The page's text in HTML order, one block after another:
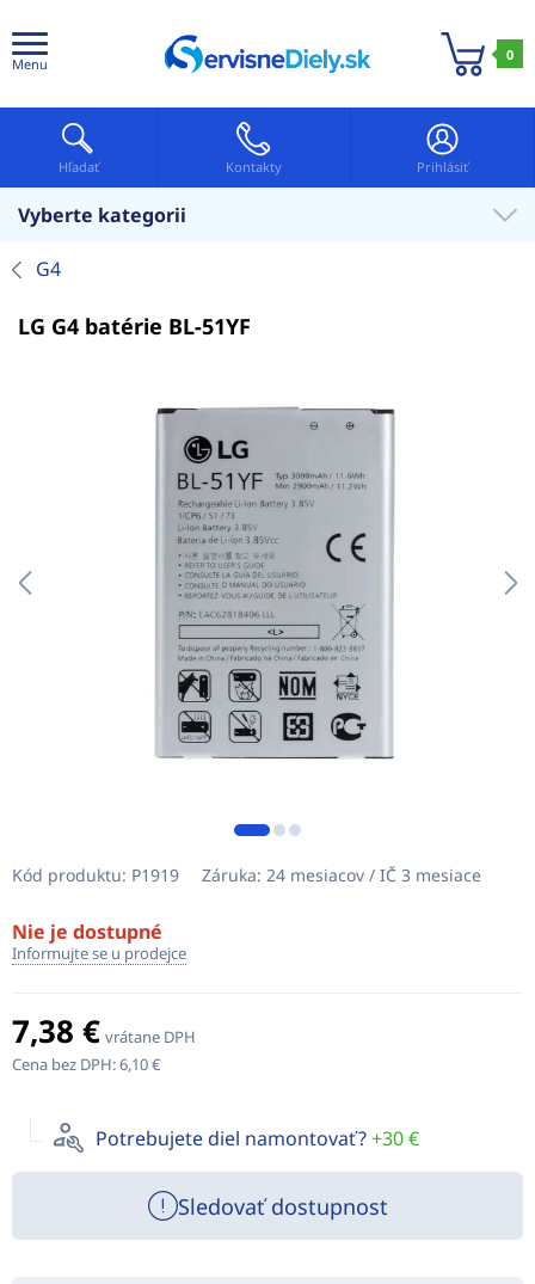
Menu
0
Hľadať Kontakty Prihlásiť
Vyberte kategorii
G4
LG G4 batérie BL-51YF
Kód produktu: P1919 Záruka: 24 mesiacov / IČ 3 mesiace
Nie je dostupné
Informujte se u prodejce
7,38 € vrátane DPH
Cena bez DPH:6,10 €
Potrebujete diel namontovať?+30 €
Sledovať dostupnost